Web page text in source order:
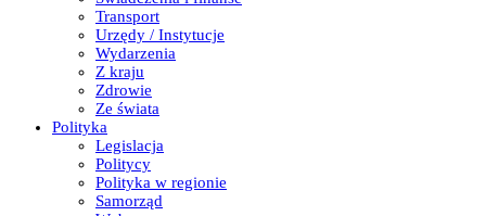
Transport
Urzędy / Instytucje
Wydarzenia
Z kraju
Zdrowie
Ze świata
Polityka
Legislacja
Politycy
Polityka w regionie
Samorząd